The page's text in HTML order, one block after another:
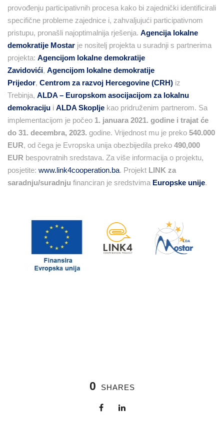
provođenju participativnih procesa kako bi zajednički identificirali
specifične probleme zajednice i, zahvaljujući participativnom
pristupu, pronašli najoptimalnija rješenja. Agencija lokalne
demokratije Mostar je nositelj projekta u suradnji s partnerima
projekta: Agencijom lokalne demokratije
Zavidovići, Agencijom lokalne demokratije
Prijedor, Centrom za razvoj Hercegovine (CRH) iz
Trebinja, ALDA – Europskom asocijacijom za lokalnu
demokraciju i ALDA Skoplje kao pridruženim partnerom. Sa
implementacijom je počeo 1. januara 2021. godine i trajat će
do 31. decembra, 2023. godine. Vrijednost mu je preko 540.000
EUR, od čega je Evropska unija obezbijedila preko 490,000
EUR bespovratnih sredstava. Za više informacija o projektu,
posjetite: www.link4cooperation.ba. Projekt LINK za
saradnju/suradnju financiran je sredstvima Europske unije.
0 SHARES